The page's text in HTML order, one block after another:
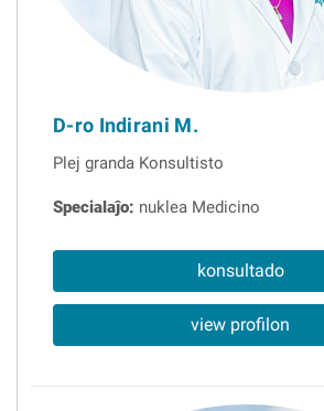
D-ro Indirani M.
Plej granda Konsultisto
Specialaĵo: nuklea Medicino
konsultado
view profilon